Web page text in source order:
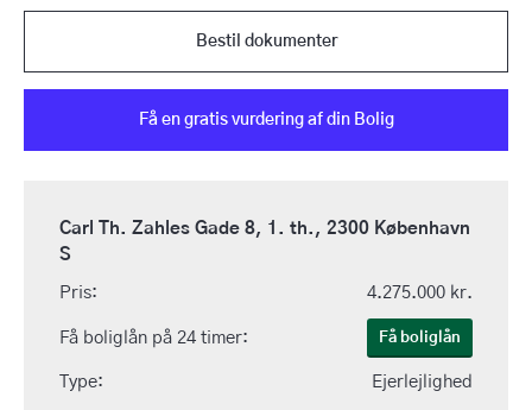
Carl Th. Zahles Gade 8, 1. th., 2300 København
S
Pris: 4.275.000 kr.
Få boliglån på 24 timer: Få boliglån
Type: Ejerlejlighed
Bestil dokumenter
Få en gratis vurdering af din Bolig